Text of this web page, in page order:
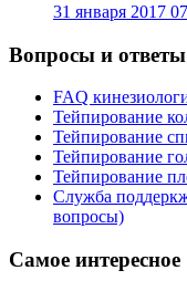
31 января 2017
Вопросы и ответы
FAQ
Тейпирование
Тейпирование
Тейпирование
Тейпирование
Служба
вопросы)
Самое интересное